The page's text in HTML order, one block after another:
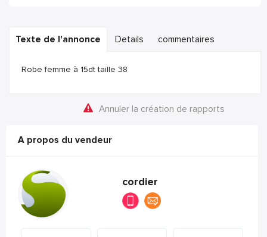
Texte de l'annonce Details commentaires
Robe femme à 15dt taille 38
Annuler la création de rapports
A propos du vendeur
cordier